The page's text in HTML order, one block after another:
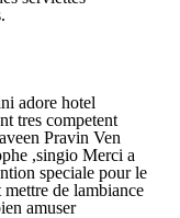
adore hotel
tres competent
Pravin Ven
,singio Merci a
speciale pour le
de lambiance
amuser